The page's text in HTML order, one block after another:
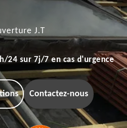
J.T
24 sur 7j/7 en cas d'urgence
Contactez-nous